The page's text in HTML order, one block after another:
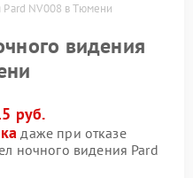
NV008 в Тюмени
видения
руб.
даже при отказе
ночного видения Pard